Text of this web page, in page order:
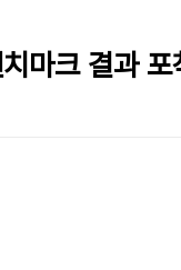
마크 결과 포